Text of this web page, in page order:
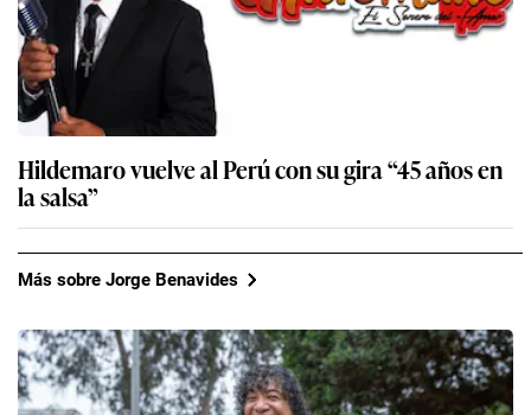
Hildemaro vuelve al Perú con su gira “45 años en
la salsa”
Más sobre Jorge Benavides